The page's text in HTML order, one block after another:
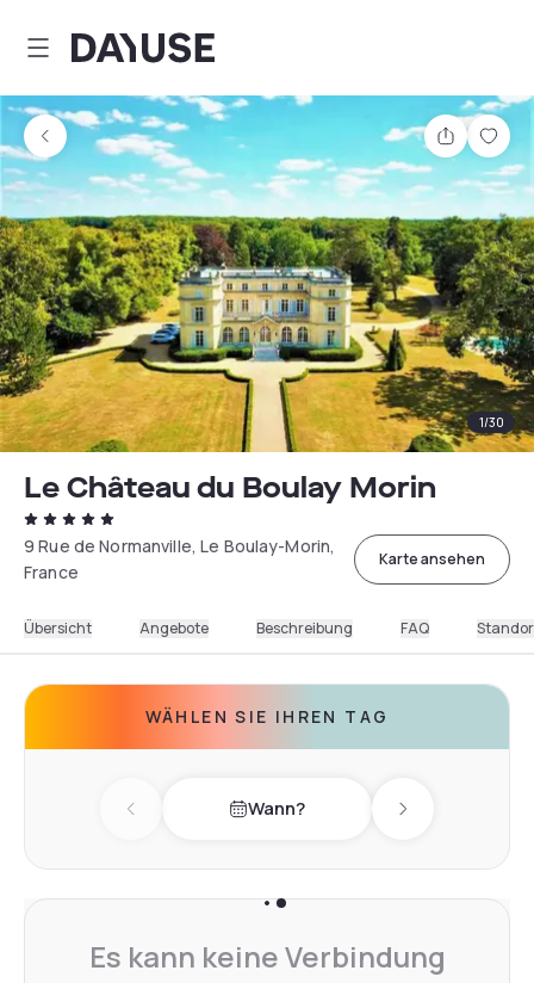
Dayuse
Teilen
1/30
Le Château du Boulay Morin
9 Rue de Normanville, Le Boulay-Morin,
France
Karte ansehen
Übersicht Angebote Beschreibung FAQ
WÄHLEN SIE IHREN TAG
Previous day Wann? Next day
Es kann keine Verbindung